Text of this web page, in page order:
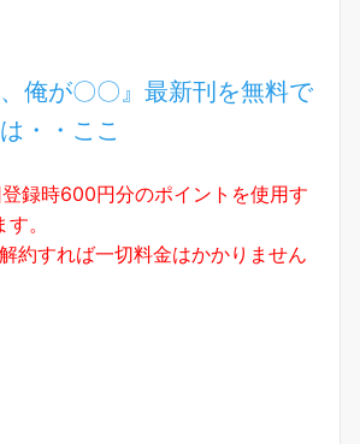
、俺が〇〇』最新刊を無料で
・・ここ
録時600円分のポイントを使用す
。
約すれば一切料金はかかりません